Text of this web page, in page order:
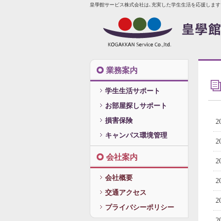
皇學館サービス株式会社は､充実した学生生活を応援しま
業務案内
学生生活サポート
お部屋探しサポート
損害保険
キャンパス環境管理
会社案内
会社概要
交通アクセス
プライバシーポリシー